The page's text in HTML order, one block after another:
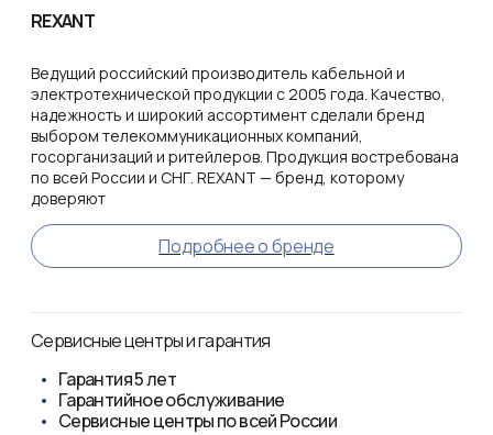
REXANT
Ведущий российский производитель кабельной и
электротехнической продукции с 2005 года. Качество,
надежность и широкий ассортимент сделали бренд
выбором телекоммуникационных компаний,
госорганизаций и ритейлеров. Продукция востребована
по всей России и СНГ. REXANT — бренд, которому
доверяют
Подробнее о бренде
Сервисные центры и гарантия
Гарантия5 лет
Гарантийное обслуживание
Сервисные центры по всей России